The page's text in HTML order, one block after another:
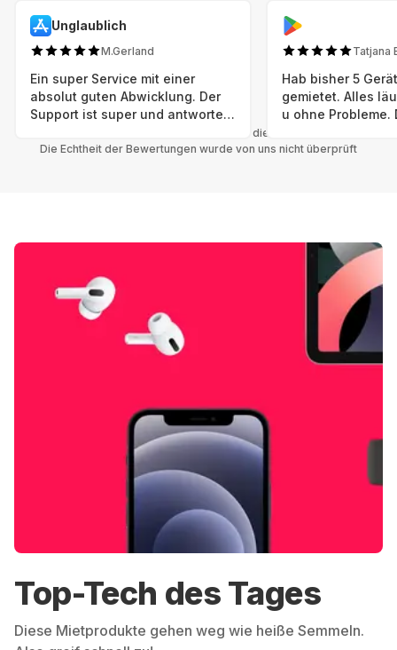
Unglaublich
M.Gerland
Ein super Service mit einer
absolut guten Abwicklung. Der
Support ist super und antworte
Tatjana
Hab bisher 5
gemietet. Alles
u ohne Probleme.
einwandfreien
Nachhaltig u wer
mal wieder ein
hat (Xbox,
Smartphone etc),
Grover nur
Möglichkeit
besteht nach
Alle Bewertungen beziehen sich auf die Grover App.
Die Echtheit der Bewertungen wurde von uns nicht überprüft
Top-Tech des Tages
Diese Mietprodukte gehen weg wie heiße Semmeln.